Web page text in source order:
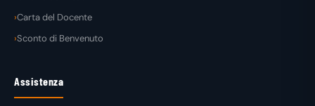
Carta del Docente
Sconto di Benvenuto
Assistenza